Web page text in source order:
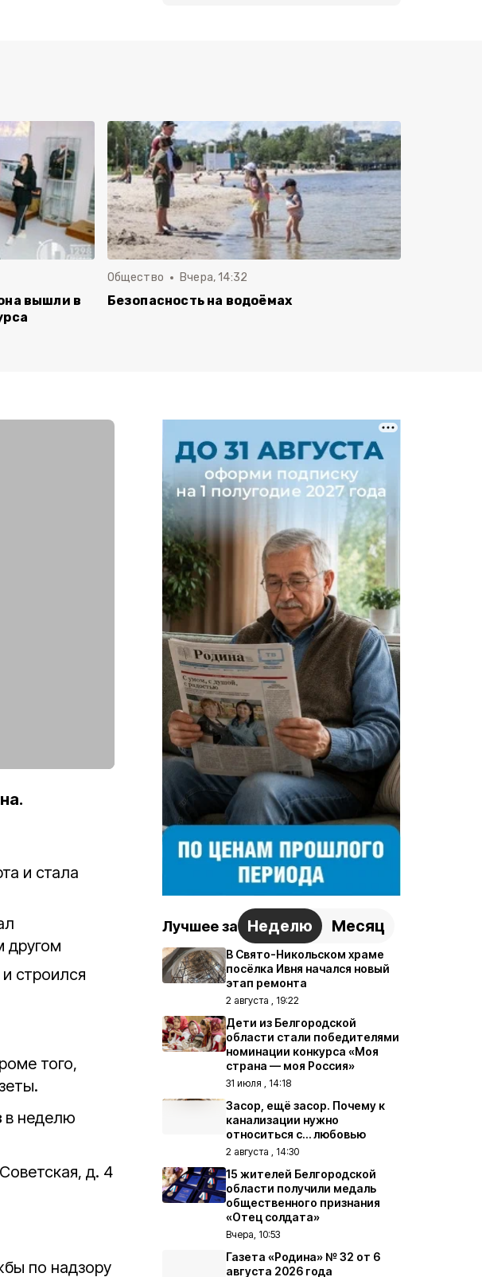
вышли в
Общество Вчера, 14:32
Безопасность на водоёмах
и стала
другом
строился
того,
в неделю
д. 4
по надзору
Лучшее за Неделю Месяц
В Свято-Никольском храме
посёлка Ивня начался новый
этап ремонта
2 августа , 19:22
Дети из Белгородской
области стали победителями
номинации конкурса «Моя
страна — моя Россия»
31 июля , 14:18
Засор, ещё засор. Почему к
канализации нужно
относиться с… любовью
2 августа , 14:30
15 жителей Белгородской
области получили медаль
общественного признания
«Отец солдата»
Вчера, 10:53
Газета «Родина» № 32 от 6
августа 2026 года